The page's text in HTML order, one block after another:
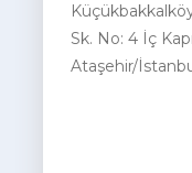
Sk. No: 4 İç
Ataşehir/